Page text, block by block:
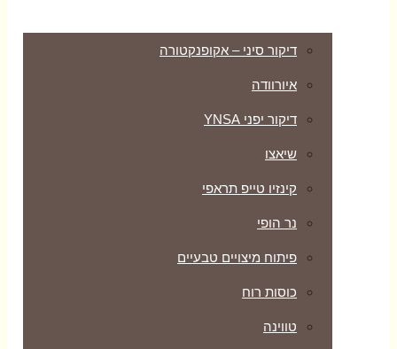
דיקור סיני – אקופנקטורה
איורוודה
דיקור יפני YNSA
שיאצו
קינזיו טייפ תראפי
נר הופי
פיתוח מיצויים טבעיים
כוסות רוח
טווינה